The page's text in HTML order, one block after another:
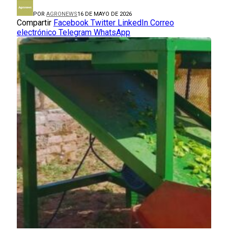
POR AGRONEWS16 DE MAYO DE 2026
Compartir Facebook Twitter LinkedIn Correo
electrónico Telegram WhatsApp